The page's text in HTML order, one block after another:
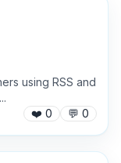
using RSS and
❤️ 0 💬 0